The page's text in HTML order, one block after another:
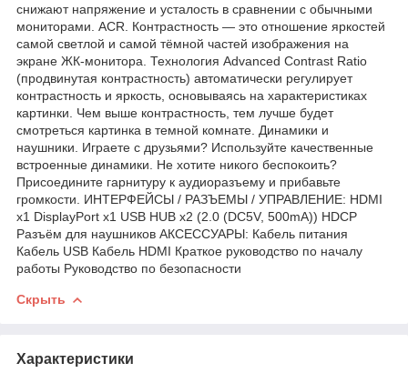
снижают напряжение и усталость в сравнении с обычными
мониторами. ACR. Контрастность ― это отношение яркостей
самой светлой и самой тёмной частей изображения на
экране ЖК-монитора. Технология Advanced Contrast Ratio
(продвинутая контрастность) автоматически регулирует
контрастность и яркость, основываясь на характеристиках
картинки. Чем выше контрастность, тем лучше будет
смотреться картинка в темной комнате. Динамики и
наушники. Играете с друзьями? Используйте качественные
встроенные динамики. Не хотите никого беспокоить?
Присоедините гарнитуру к аудиоразъему и прибавьте
громкости. ИНТЕРФЕЙСЫ / РАЗЪЕМЫ / УПРАВЛЕНИЕ: HDMI
x1 DisplayPort x1 USB HUB x2 (2.0 (DC5V, 500mA)) HDCP
Разъём для наушников АКСЕССУАРЫ: Кабель питания
Кабель USB Кабель HDMI Краткое руководство по началу
работы Руководство по безопасности
Скрыть
Характеристики